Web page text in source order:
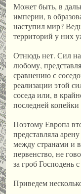
Может быть, в
империи, в
наступил мир?
территорий у них
Отнюдь нет. Сил на
любому,
сравнению с
реализации этой
соседа или, в
последней
Поэтому Европа
представляла
между странами и
первенство, не
за гроб Господень
Приведем